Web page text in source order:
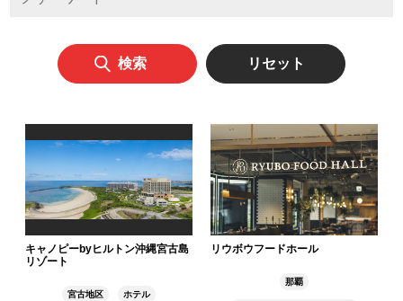
キャノピーbyヒルトン沖縄宮古島
リゾート
宮古地区 ホテル
リウボウフードホール
那覇